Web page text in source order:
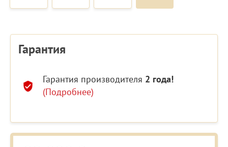
Гарантия
Гарантия производителя 2 года!
(Подробнее)